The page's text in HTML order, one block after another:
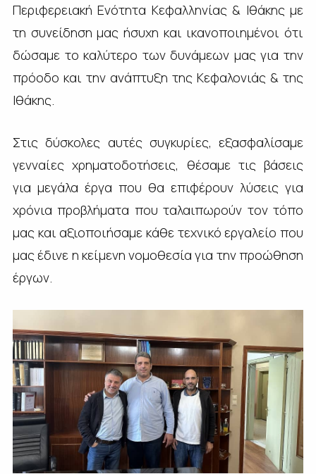
Περιφερειακή Ενότητα Κεφαλληνίας & Ιθάκης με
τη συνείδηση μας ήσυχη και ικανοποιημένοι ότι
δώσαμε το καλύτερο των δυνάμεων μας για την
πρόοδο και την ανάπτυξη της Κεφαλονιάς & της
Ιθάκης.
Στις δύσκολες αυτές συγκυρίες, εξασφαλίσαμε
γενναίες χρηματοδοτήσεις, θέσαμε τις βάσεις
για μεγάλα έργα που θα επιφέρουν λύσεις για
χρόνια προβλήματα που ταλαιπωρούν τον τόπο
μας και αξιοποιήσαμε κάθε τεχνικό εργαλείο που
μας έδινε η κείμενη νομοθεσία για την προώθηση
έργων.